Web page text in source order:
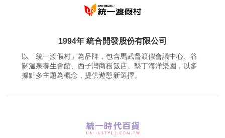
1994年 統合開發股份有限公司
以「統一渡假村」為品牌，包含馬武督渡假會議中心、谷
關溫泉養生會館、西子灣商務飯店、墾丁海洋樂園，以多
據點多主題為概念，提供遊憩新選擇。